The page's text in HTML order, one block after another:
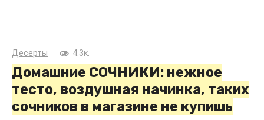
Десерты 4.3к.
Домашние СОЧНИКИ: нежное
тесто, воздушная начинка, таких
сочников в магазине не купишь